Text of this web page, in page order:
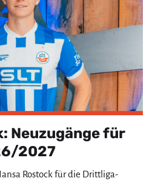
Neuzugänge für
2027
Rostock für die Drittliga-